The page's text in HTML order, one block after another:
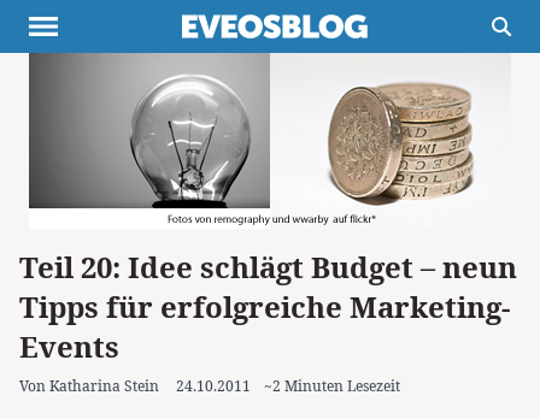
Projekte
Inspiration
Destinationen
Über uns
Werbung
Buchtipps
Newsletter
Teil 20: Idee schlägt Budget – neun
Tipps für erfolgreiche Marketing-
Events
Von Katharina Stein 24.10.2011 ~2 Minuten Lesezeit